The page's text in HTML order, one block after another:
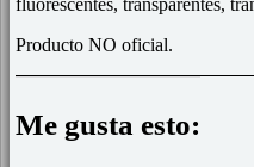
fluorescentes, transparentes,
Producto NO oficial.
Me gusta esto: